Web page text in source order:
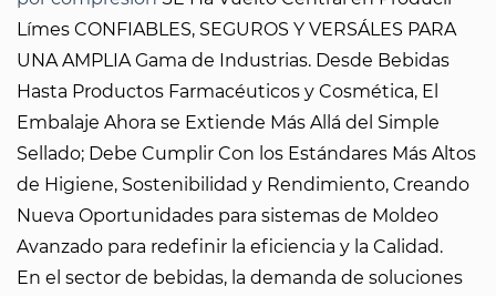
Límes CONFIABLES, SEGUROS Y VERSÁLES PARA
UNA AMPLIA Gama de Industrias. Desde Bebidas
Hasta Productos Farmacéuticos y Cosmética, El
Embalaje Ahora se Extiende Más Allá del Simple
Sellado; Debe Cumplir Con los Estándares Más Altos
de Higiene, Sostenibilidad y Rendimiento, Creando
Nueva Oportunidades para sistemas de Moldeo
Avanzado para redefinir la eficiencia y la Calidad.
En el sector de bebidas, la demanda de soluciones